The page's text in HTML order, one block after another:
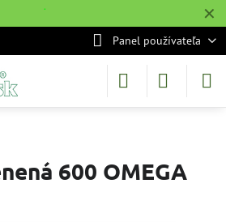
✕
˙
Panel používateľa
600 OMEGA